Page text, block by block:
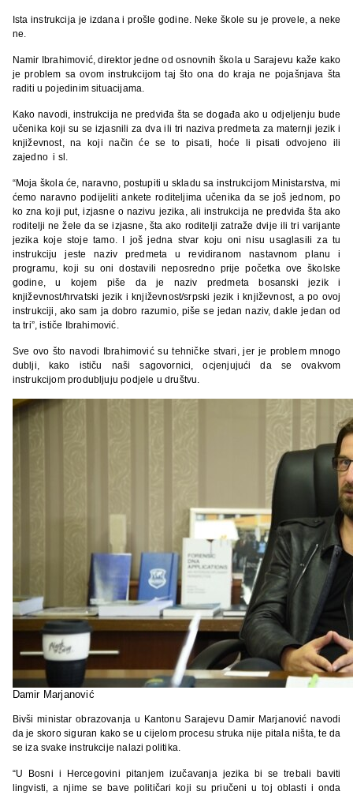
Ista instrukcija je izdana i prošle godine. Neke škole su je provele, a neke
ne.
Namir Ibrahimović, direktor jedne od osnovnih škola u Sarajevu kaže kako
je problem sa ovom instrukcijom taj što ona do kraja ne pojašnjava šta
raditi u pojedinim situacijama.
Kako navodi, instrukcija ne predviđa šta se događa ako u odjeljenju bude
učenika koji su se izjasnili za dva ili tri naziva predmeta za maternji jezik i
književnost, na koji način će se to pisati, hoće li pisati odvojeno ili
zajedno i sl.
“Moja škola će, naravno, postupiti u skladu sa instrukcijom Ministarstva, mi
ćemo naravno podijeliti ankete roditeljima učenika da se još jednom, po
ko zna koji put, izjasne o nazivu jezika, ali instrukcija ne predviđa šta ako
roditelji ne žele da se izjasne, šta ako roditelji zatraže dvije ili tri varijante
jezika koje stoje tamo. I još jedna stvar koju oni nisu usaglasili za tu
instrukciju jeste naziv predmeta u revidiranom nastavnom planu i
programu, koji su oni dostavili neposredno prije početka ove školske
godine, u kojem piše da je naziv predmeta bosanski jezik i
književnost/hrvatski jezik i književnost/srpski jezik i književnost, a po ovoj
instrukciji, ako sam ja dobro razumio, piše se jedan naziv, dakle jedan od
ta tri”, ističe Ibrahimović.
Sve ovo što navodi Ibrahimović su tehničke stvari, jer je problem mnogo
dublji, kako ističu naši sagovornici, ocjenjujući da se ovakvom
instrukcijom produbljuju podjele u društvu.
Damir Marjanović
Bivši ministar obrazovanja u Kantonu Sarajevu Damir Marjanović navodi
da je skoro siguran kako se u cijelom procesu struka nije pitala ništa, te da
se iza svake instrukcije nalazi politika.
“U Bosni i Hercegovini pitanjem izučavanja jezika bi se trebali baviti
lingvisti, a njime se bave političari koji su priučeni u toj oblasti i onda